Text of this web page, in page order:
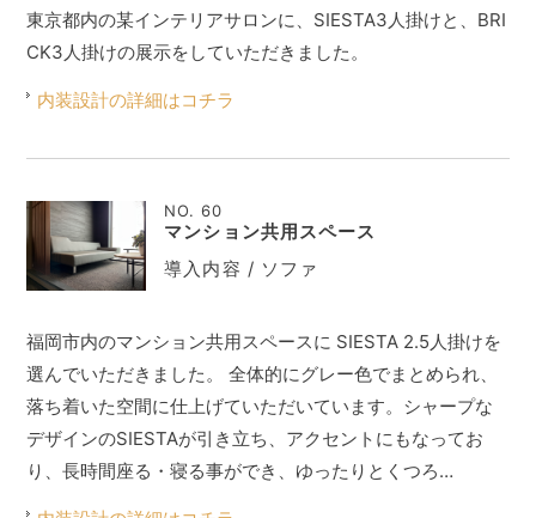
内装設計の詳細はコチラ
東京都内の某インテリアサロンに、SIESTA3人掛けと、BRI
CK3人掛けの展示をしていただきました。
NO. 60
マンション共用スペース
導入内容 / ソファ
福岡市内のマンション共用スペースに SIESTA 2.5人掛けを
選んでいただきました。 全体的にグレー色でまとめられ、
落ち着いた空間に仕上げていただいています。シャープな
デザインのSIESTAが引き立ち、アクセントにもなってお
り、長時間座る・寝る事ができ、ゆったりとくつろ…